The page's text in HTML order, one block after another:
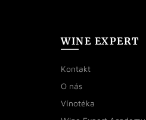
WINE EXPERT
Kontakt
O nás
Vínotéka